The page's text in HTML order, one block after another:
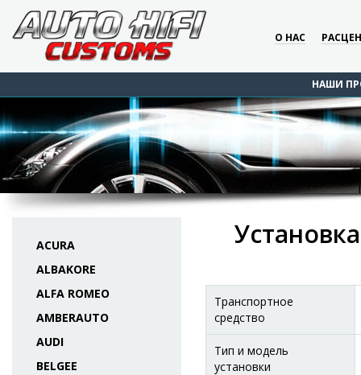
О НАС
НАШИ
ACURA
ALBAKORE
ALFA ROMEO
AMBERAUTO
AUDI
BELGEE
Транспортное
средство
Тип и модель
установки